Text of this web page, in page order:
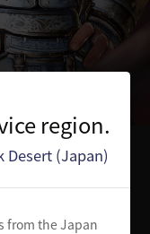
region.
Desert (Japan)
from the Japan
択してください